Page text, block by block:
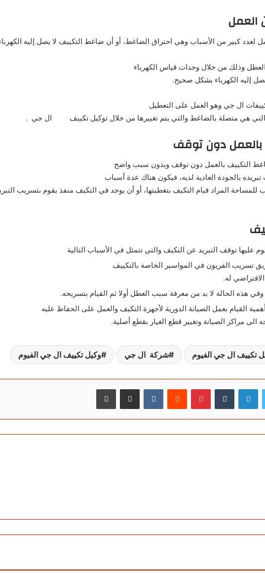
كبير من الأسباب وهي احتراق الضاغط، أو أن ضاغط التكييف لا يصل إليه
وذلك من خلال وحدات قياس الكهرباء
إليه الكهرباء بشكل صحيح.
ال جي وهو العمل على التعطيل
هي متصلة بالضاغط والتي يتم تغييرها من خلال توكيل تكييف ال جي .
دون توقف
التكييف بالعمل دون توقف وبدون سبب واضح
تبريده بالجودة العادية لديه، فيكون هناك عدة أسباب
المراد قيام التكيف بتغطيتها، أو أن يوجد في التكيف منفذ يقوم بتسريب
عليها توقف التبريد عن التكيف والتي تتمثل في الأسباب التالية
تسريب الفريون في المواسير الخاصة بالتكييف
له.
هذه الحالة لا بد من معرفة سبب العطل أولا ثم القيام بتسريحه.
القيام بعمل الصيانة الدورية لأجهزة التكيف والعمل على الحفاظ عليه
مراكز الصيانة وتغيير قطع الغيار بقطع أصلية.
تكييف ال جي الفيوم شركة ال جي وكيل تكييف ال جي الفيوم
لينكدإن بينتيريست مشاركة عبر البريد طباعة